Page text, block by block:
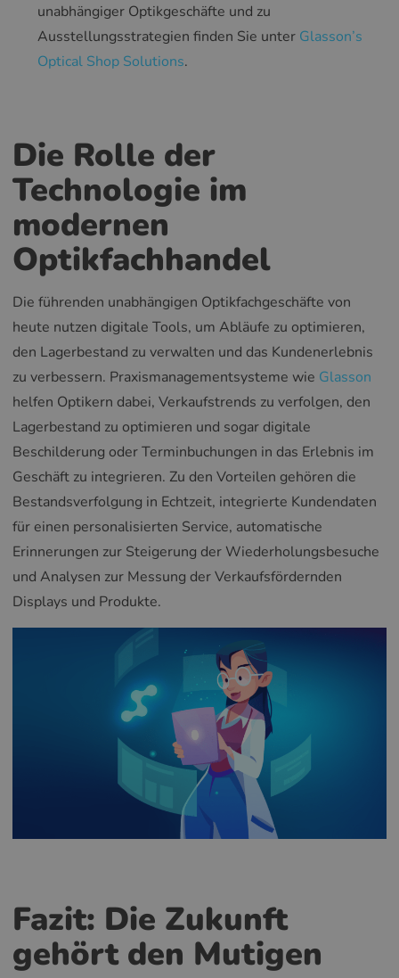
unabhängiger Optikgeschäfte und zu
Ausstellungsstrategien finden Sie unter Glasson’s
Optical Shop Solutions.
Die Rolle der
Technologie im
modernen
Optikfachhandel
Die führenden unabhängigen Optikfachgeschäfte von
heute nutzen digitale Tools, um Abläufe zu optimieren,
den Lagerbestand zu verwalten und das Kundenerlebnis
zu verbessern. Praxismanagementsysteme wie Glasson
helfen Optikern dabei, Verkaufstrends zu verfolgen, den
Lagerbestand zu optimieren und sogar digitale
Beschilderung oder Terminbuchungen in das Erlebnis im
Geschäft zu integrieren. Zu den Vorteilen gehören die
Bestandsverfolgung in Echtzeit, integrierte Kundendaten
für einen personalisierten Service, automatische
Erinnerungen zur Steigerung der Wiederholungsbesuche
und Analysen zur Messung der Verkaufsfördernden
Displays und Produkte.
Fazit: Die Zukunft
gehört den Mutigen